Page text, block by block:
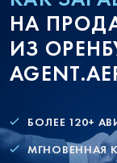
НА
ИЗ
БОЛЕЕ 120+
МГНОВЕННАЯ